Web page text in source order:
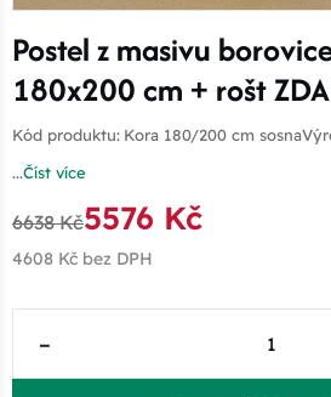
Postel z masivu
180x200 cm + rošt
Kód produktu: Kora 180/200 cm sosna
...Číst více
6638 Kč5576 Kč
4608 Kč bez DPH
–